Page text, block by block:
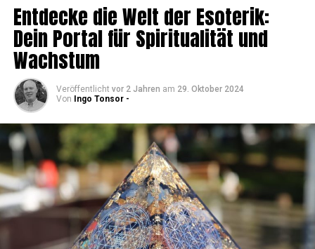
Ent­de­cke die Welt der Eso­te­rik:
Dein Por­tal für Spi­ri­tua­li­tät und
Wachstum
Veröffentlicht vor 2 Jahren am 29. Oktober 2024
Von Ingo Tonsor -